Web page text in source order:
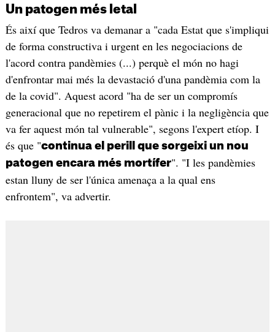
Un patogen més letal
És així que Tedros va demanar a "cada Estat que s'impliqui
de forma constructiva i urgent en les negociacions de
l'acord contra pandèmies (...) perquè el món no hagi
d'enfrontar mai més la devastació d'una pandèmia com la
de la covid". Aquest acord "ha de ser un compromís
generacional que no repetirem el pànic i la negligència que
va fer aquest món tal vulnerable", segons l'expert etíop. I
és que "continua el perill que sorgeixi un nou
patogen encara més mortífer". "I les pandèmies
estan lluny de ser l'única amenaça a la qual ens
enfrontem", va advertir.